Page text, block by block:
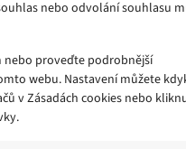
nebo odvolání souhlasu
nebo proveďte podrobnější
webu. Nastavení můžete
v Zásadách cookies nebo